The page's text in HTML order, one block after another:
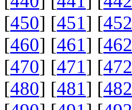
[450] [451] [452
[460] [461] [462
[470] [471] [472
[480] [481] [482